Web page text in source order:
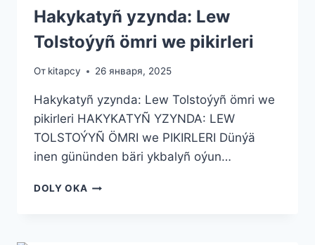
Hakykatyñ yzynda: Lew
Tolstoýyñ ömri we pikirleri
От kitapcy 26 января, 2025
Hakykatyñ yzynda: Lew Tolstoýyñ ömri we
pikirleri HAKYKATYÑ YZYNDA: LEW
TOLSTOÝYÑ ÖMRI we PIKIRLERI Dünýä
inen gününden bäri ykbalyñ oýun…
DOLY OKA HAKYKATYÑ